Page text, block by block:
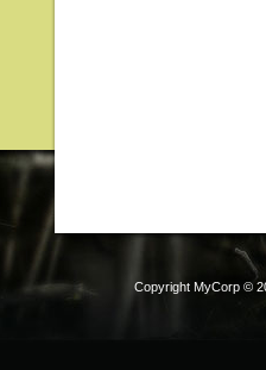
Copyright MyCorp ©